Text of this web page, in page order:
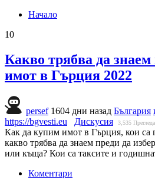
Начало
10
Какво трябва да
имот в Гърция 2022
persef 1604 дни назад България
https://bgvesti.eu
Дискусия 3,535 Прегледа
Как да купим имот в Гърция, кои са
какво трябва да знаем преди да
или къща? Кои са таксите и
Коментари